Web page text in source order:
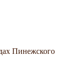
Пинежского